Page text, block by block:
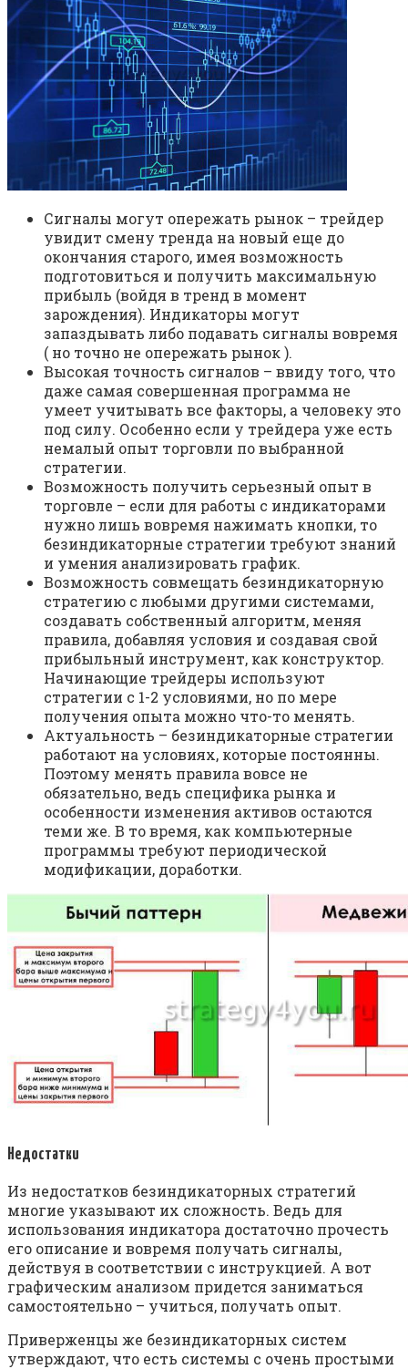
Сигналы могут опережать рынок – трейдер
увидит смену тренда на новый еще до
окончания старого, имея возможность
подготовиться и получить максимальную
прибыль (войдя в тренд в момент
зарождения). Индикаторы могут
запаздывать либо подавать сигналы вовремя
( но точно не опережать рынок ).
Высокая точность сигналов – ввиду того, что
даже самая совершенная программа не
умеет учитывать все факторы, а человеку это
под силу. Особенно если у трейдера уже есть
немалый опыт торговли по выбранной
стратегии.
Возможность получить серьезный опыт в
торговле – если для работы с индикаторами
нужно лишь вовремя нажимать кнопки, то
безиндикаторные стратегии требуют знаний
и умения анализировать график.
Возможность совмещать безиндикаторную
стратегию с любыми другими системами,
создавать собственный алгоритм, меняя
правила, добавляя условия и создавая свой
прибыльный инструмент, как конструктор.
Начинающие трейдеры используют
стратегии с 1-2 условиями, но по мере
получения опыта можно что-то менять.
Актуальность – безиндикаторные стратегии
работают на условиях, которые постоянны.
Поэтому менять правила вовсе не
обязательно, ведь специфика рынка и
особенности изменения активов остаются
теми же. В то время, как компьютерные
программы требуют периодической
модификации, доработки.
Недостатки
Из недостатков безиндикаторных стратегий
многие указывают их сложность. Ведь для
использования индикатора достаточно прочесть
его описание и вовремя получать сигналы,
действуя в соответствии с инструкцией. А вот
графическим анализом придется заниматься
самостоятельно – учиться, получать опыт.
Приверженцы же безиндикаторных систем
утверждают, что есть системы с очень простыми